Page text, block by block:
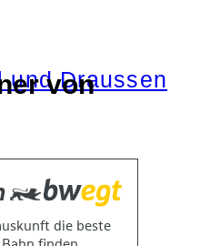
und Draussen
KOKI+
von